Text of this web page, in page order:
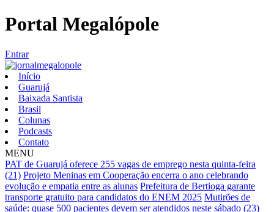
Portal Megalópole
Entrar
Início
Guarujá
Baixada Santista
Brasil
Colunas
Podcasts
Contato
MENU
PAT de Guarujá oferece 255 vagas de emprego nesta quinta-feira
(21) Projeto Meninas em Cooperação encerra o ano celebrando
evolução e empatia entre as alunas Prefeitura de Bertioga garante
transporte gratuito para candidatos do ENEM 2025 Mutirões de
saúde: quase 500 pacientes devem ser atendidos neste sábado (23)